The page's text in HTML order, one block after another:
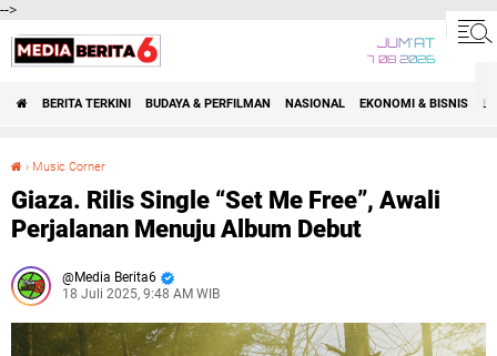
-->
JUM'AT
7 08 2026
BERITA TERKINI BUDAYA & PERFILMAN NASIONAL EKONOMI & BISNIS
› Music Corner
Giaza. Rilis Single “Set Me Free”, Awali
Perjalanan Menuju Album Debut
Media Berita6
18 Juli 2025, 9:48 AM WIB